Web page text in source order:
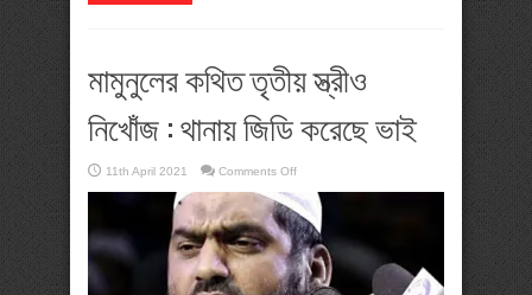
মামুনুলের কথিত তৃতীয় স্ত্রীও
নিখোঁজ : থানায় জিডি করেছে ভাই
11th April 2021 Comments Offon
কথিত
তৃতীয়
স্ত্রীও
নিখোঁজ
:
থানায়
জিডি